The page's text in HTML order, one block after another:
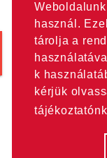
használ.
tárolja a
k
kérjük